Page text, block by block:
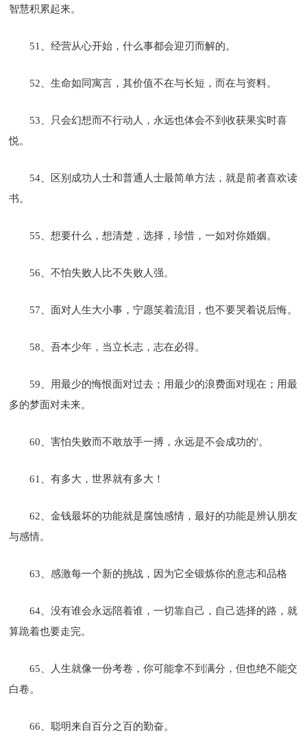
智慧积累起来。
51、经营从心开始，什么事都会迎刃而解的。
52、生命如同寓言，其价值不在与长短，而在与资料。
53、只会幻想而不行动人，永远也体会不到收获果实时喜
悦。
54、区别成功人士和普通人士最简单方法，就是前者喜欢读
书。
55、想要什么，想清楚，选择，珍惜，一如对你婚姻。
56、不怕失败人比不失败人强。
57、面对人生大小事，宁愿笑着流泪，也不要哭着说后悔。
58、吾本少年，当立长志，志在必得。
59、用最少的悔恨面对过去；用最少的浪费面对现在；用最
多的梦面对未来。
60、害怕失败而不敢放手一搏，永远是不会成功的'。
61、有多大，世界就有多大！
62、金钱最坏的功能就是腐蚀感情，最好的功能是辨认朋友
与感情。
63、感激每一个新的挑战，因为它全锻炼你的意志和品格
64、没有谁会永远陪着谁，一切靠自己，自己选择的路，就
算跪着也要走完。
65、人生就像一份考卷，你可能拿不到满分，但也绝不能交
白卷。
66、聪明来自百分之百的勤奋。